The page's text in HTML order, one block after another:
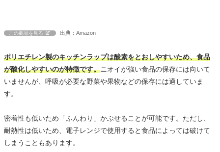
この商品を見る 出典：Amazon
ポリエチレン製のキッチンラップは酸素をとおしやすいため、食品
が酸化しやすいのが特徴です。ニオイが強い食品の保存には向いて
いませんが、呼吸が必要な野菜や果物などの保存には適していま
す。
密着性も低いため「ふんわり」かぶせることが可能です。ただし、
耐熱性は低いため、電子レンジで使用すると食品によっては破けて
しまうこともあります。